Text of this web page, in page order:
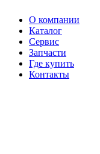
О компании
Каталог
Сервис
Запчасти
Где купить
Контакты